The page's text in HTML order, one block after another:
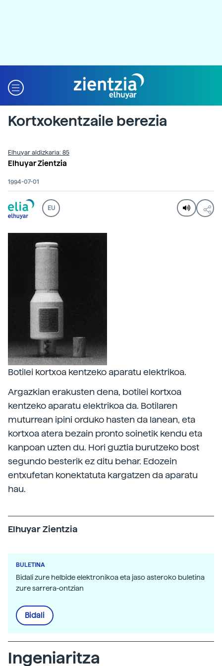
Kortxokentzaile berezia
Elhuyar aldizkaria: 85
Elhuyar Zientzia
1994-07-01
EU
Botilei kortxoa kentzeko aparatu elektrikoa.
Argazkian erakusten dena, botilei kortxoa
kentzeko aparatu elektrikoa da. Botilaren
muturrean ipini orduko hasten da lanean, eta
kortxoa atera bezain pronto soinetik kendu eta
kanpoan uzten du. Hori guztia burutzeko bost
segundo besterik ez ditu behar. Edozein
entxufetan konektatuta kargatzen da aparatu
hau.
Elhuyar Zientzia
BULETINA
Bidali zure helbide elektronikoa eta jaso asteroko buletina
zure sarrera-ontzian
Bidali
Ingeniaritza